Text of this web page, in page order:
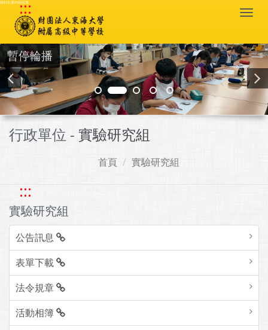
跳到主要內容區塊
:::
暫停輪播
行政單位 - 實驗研究組
首頁 實驗研究組
:::
實驗研究組
公告訊息
表單下載
法令規章
活動相簿